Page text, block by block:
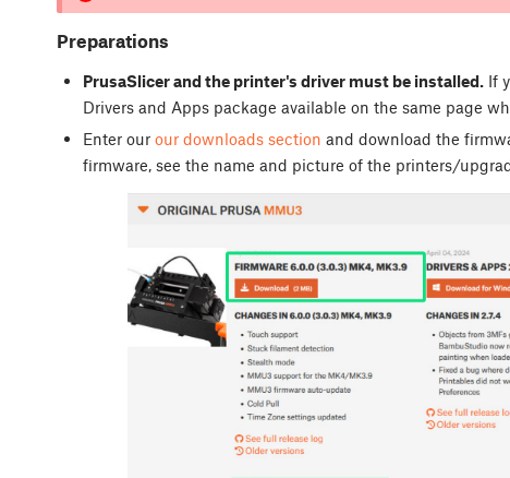
Preparations
PrusaSlicer and the printer's driver must be installed.If
Drivers and Apps package available on the same page
Enter our our downloads section and download the
firmware, see the name and picture of the printers/